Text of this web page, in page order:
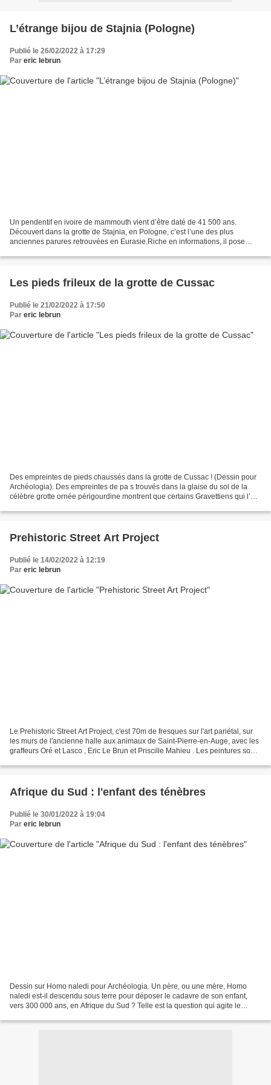
L’étrange bijou de Stajnia (Pologne)
Publié le 26/02/2022 à 17:29
Par eric lebrun
Un pendentif en ivoire de mammouth vient d’être daté de 41 500 ans.
Découvert dans la grotte de Stajnia, en Pologne, c’est l’une des plus
anciennes parures retrouvées en Eurasie.Riche en informations, il pose
Les pieds frileux de la grotte de Cussac
Publié le 21/02/2022 à 17:50
Par eric lebrun
Des empreintes de pieds chaussés dans la grotte de Cussac ! (Dessin pour
Archéologia). Des empreintes de pa s trouvés dans la glaise du sol de la
célèbre grotte ornée périgourdine montrent que certains Gravettiens qui l’ont
Prehistoric Street Art Project
Publié le 14/02/2022 à 12:19
Par eric lebrun
Le Prehistoric Street Art Project, c'est 70m de fresques sur l'art pariétal, sur
les murs de l'ancienne halle aux animaux de Saint-Pierre-en-Auge, avec les
graffeurs Oré et Lasco , Eric Le Brun et Priscille Mahieu . Les peintures sont
Afrique du Sud : l'enfant des ténèbres
Publié le 30/01/2022 à 19:04
Par eric lebrun
Dessin sur Homo naledi pour Archéologia. Un père, ou une mère, Homo
naledi est-il descendu sous terre pour déposer le cadavre de son enfant,
vers 300 000 ans, en Afrique du Sud ? Telle est la question qui agite le